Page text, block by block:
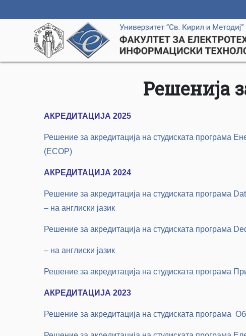
Решенија
АКРЕДИТАЦИЈА 2025
Решение за акредитација на студиската програма
(ЕСОР)
АКРЕДИТАЦИЈА 2024
Решение за акредитација на студиската програма
– на англиски јазик
Решение за акредитација на студиската програма
– на англиски јазик
Решение за акредитација на студиската програма
АКРЕДИТАЦИЈА 2023
Решение за акредитација на студиската програма